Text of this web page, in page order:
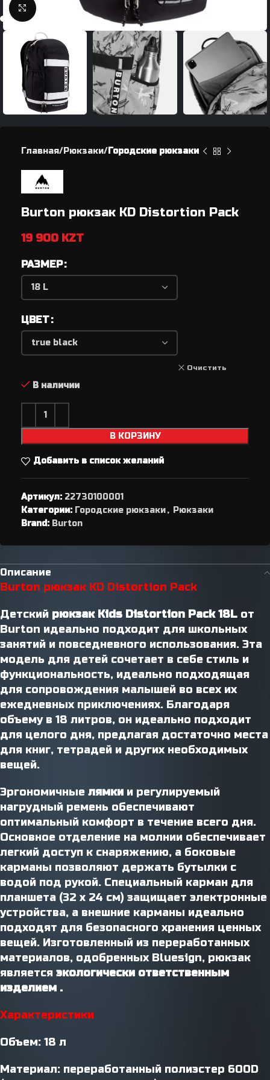
Нажмите, чтобы увеличить
Главная Рюкзаки Городские рюкзаки
Burton рюкзак KD Distortion Pack
19 900 KZT
РАЗМЕР
ЦВЕТ
Очистить
В наличии
В КОРЗИНУ
Добавить в список желаний
Артикул: 22730100001
Категории: Городские рюкзаки, Рюкзаки
Brand: Burton
Описание
Burton рюкзак KD Distortion Pack
Детский рюкзак Kids Distortion Pack 18L от
Burton идеально подходит для школьных
занятий и повседневного использования. Эта
модель для детей сочетает в себе стиль и
функциональность, идеально подходящая
для сопровождения малышей во всех их
ежедневных приключениях. Благодаря
объему в 18 литров, он идеально подходит
для целого дня, предлагая достаточно места
для книг, тетрадей и других необходимых
вещей.
Эргономичные лямки и регулируемый
нагрудный ремень обеспечивают
оптимальный комфорт в течение всего дня.
Основное отделение на молнии обеспечивает
легкий доступ к снаряжению, а боковые
карманы позволяют держать бутылки с
водой под рукой. Специальный карман для
планшета (32 x 24 см) защищает электронные
устройства, а внешние карманы идеально
подходят для безопасного хранения ценных
вещей. Изготовленный из переработанных
материалов, одобренных Bluesign, рюкзак
является экологически ответственным
изделием .
Характеристики
Объем: 18 л
Материал: переработанный полиэстер 600D